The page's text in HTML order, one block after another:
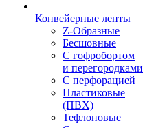
Конвейерные ленты
Z-Образные
Бесшовные
С гофробортом
и перегородками
С перфорацией
Пластиковые
(ПВХ)
Тефлоновые